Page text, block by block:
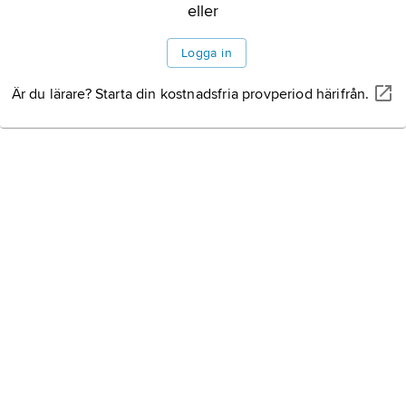
eller
Logga in
Är du lärare? Starta din kostnadsfria provperiod härifrån.